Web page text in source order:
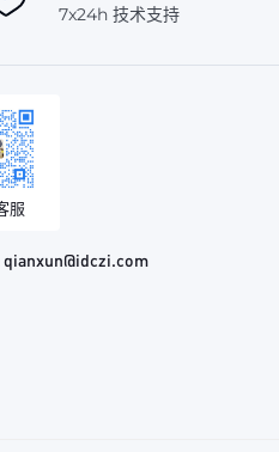
7x24h 技术支持
服
qianxun@idczi.com